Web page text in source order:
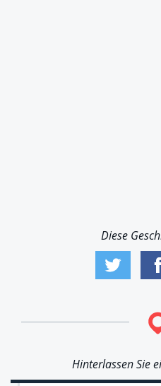
Diese
Hinterlassen Sie